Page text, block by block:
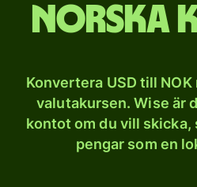
norska
Konvertera USD till
valutakursen. Wise är
kontot om du vill skicka,
pengar som en